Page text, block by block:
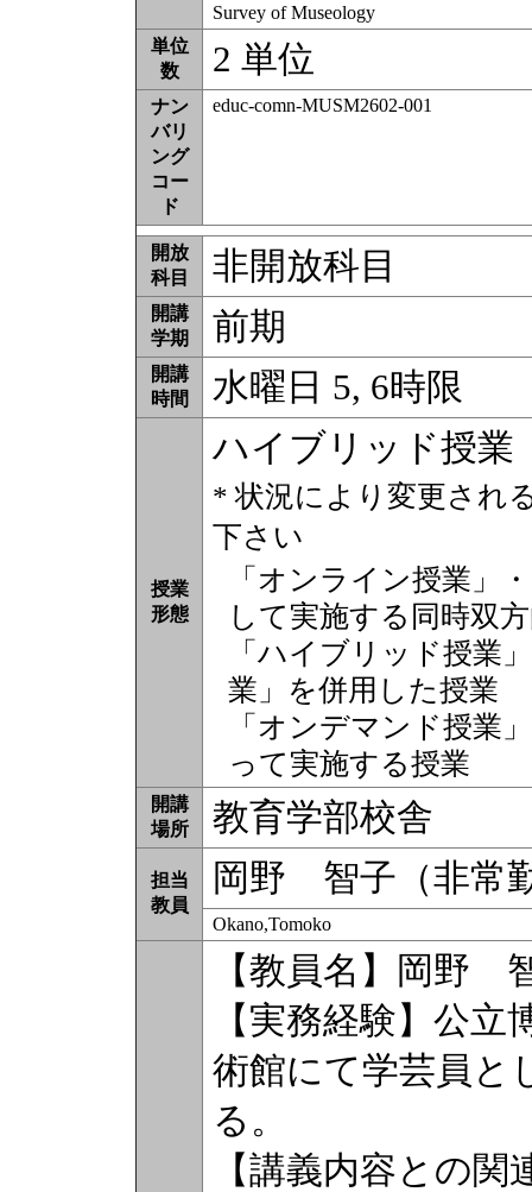
Survey of Museology
単位
数
2 単位
ナン
バリ
ング
コー
ド
educ-comn-MUSM2602-001
開放
科目
非開放科目
開講
学期
前期
開講
時間
水曜日 5, 6時限
授業
形態
ハイブリッド授業
* 状況により変更され
下さい
「オンライン授業」
して実施する同時双
「ハイブリッド授業
業」を併用した授業
「オンデマンド授業
って実施する授業
開講
場所
教育学部校舎
担当
教員
岡野 智子（非常
Okano,Tomoko
【教員名】岡野
【実務経験】公
術館にて学芸員と
る。
【講義内容との関